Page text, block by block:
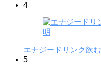
4
エナジードリンク飲
5